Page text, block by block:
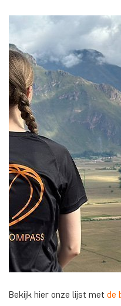
Bekijk hier onze lijst met de